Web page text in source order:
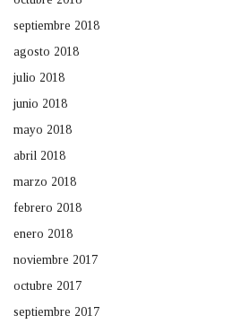
septiembre 2018
agosto 2018
julio 2018
junio 2018
mayo 2018
abril 2018
marzo 2018
febrero 2018
enero 2018
noviembre 2017
octubre 2017
septiembre 2017